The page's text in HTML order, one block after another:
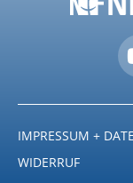
IMPRESSUM +
WIDERRUF